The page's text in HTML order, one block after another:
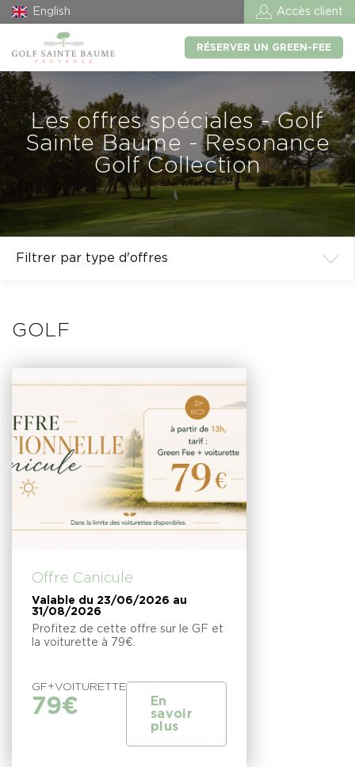
English Accès client
RÉSERVER UN GREEN-FEE
Les offres spéciales - Golf
Sainte Baume - Resonance
Golf Collection
GOLF
Offre Canicule
Valable du 23/06/2026 au
31/08/2026
Profitez de cette offre sur le GF et
la voiturette à 79€.
GF+VOITURETTE
79€
En
savoir
plus